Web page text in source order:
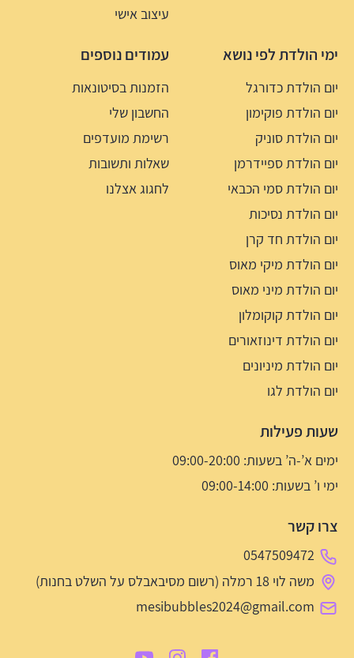
עיצוב אישי
ימי הולדת לפי נושא
יום הולדת כדורגל
יום הולדת פוקימון
יום הולדת סוניק
יום הולדת ספיידרמן
יום הולדת סמי הכבאי
יום הולדת נסיכות
יום הולדת חד קרן
יום הולדת מיקי מאוס
יום הולדת מיני מאוס
יום הולדת קוקומלון
יום הולדת דינוזאורים
יום הולדת מיניונים
יום הולדת לגו
עמודים נוספים
הזמנות בסיטונאות
החשבון שלי
רשימת מועדפים
שאלות ותשובות
לחגוג אצלנו
שעות פעילות
ימים א’-ה’ בשעות: 09:00-20:00
ימי ו’ בשעות: 09:00-14:00
צרו קשר
0547509472
משה לוי 18 רמלה (רשום מסיבאבלס על השלט בחנות)
mesibubbles2024@gmail.com